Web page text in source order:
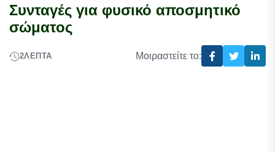
Συνταγές για φυσικό αποσμητικό
σώματος
2ΛΕΠΤΆ Μοιραστείτε το: